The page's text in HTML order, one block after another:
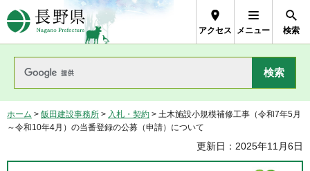
長野県Nagano Prefecture
アクセス メニュー 検索
ホーム > 飯田建設事務所 > 入札・契約 > 土木施設小規模補修工事（令和7年5月
～令和10年4月）の当番登録の公募（申請）について
更新日：2025年11月6日